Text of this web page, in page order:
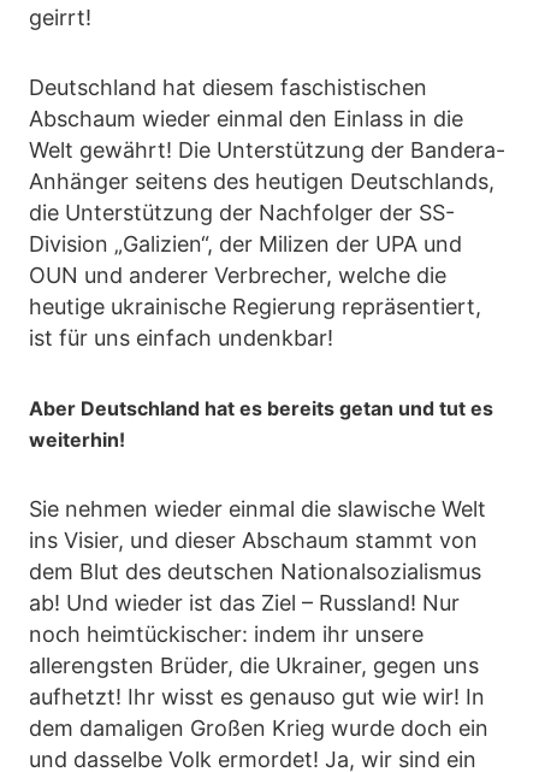
geirrt!
Deutschland hat diesem faschistischen
Abschaum wieder einmal den Einlass in die
Welt gewährt! Die Unterstützung der Bandera-
Anhänger seitens des heutigen Deutschlands,
die Unterstützung der Nachfolger der SS-
Division „Galizien“, der Milizen der UPA und
OUN und anderer Verbrecher, welche die
heutige ukrainische Regierung repräsentiert,
ist für uns einfach undenkbar!
Aber Deutschland hat es bereits getan und tut es
weiterhin!
Sie nehmen wieder einmal die slawische Welt
ins Visier, und dieser Abschaum stammt von
dem Blut des deutschen Nationalsozialismus
ab! Und wieder ist das Ziel – Russland! Nur
noch heimtückischer: indem ihr unsere
allerengsten Brüder, die Ukrainer, gegen uns
aufhetzt! Ihr wisst es genauso gut wie wir! In
dem damaligen Großen Krieg wurde doch ein
und dasselbe Volk ermordet! Ja, wir sind ein